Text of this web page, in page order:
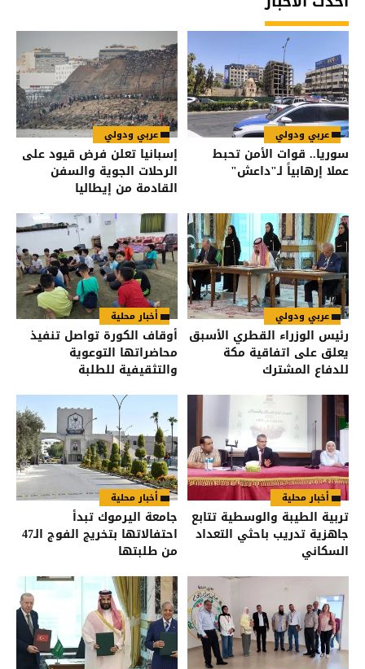
عربي ودولي
سوريا.. قوات الأمن تحبط
عملا إرهابياً لـ"داعش"
عربي ودولي
إسبانيا تعلن فرض قيود على
الرحلات الجوية والسفن
القادمة من إيطاليا
عربي ودولي
رئيس الوزراء القطري الأسبق
يعلق على اتفاقية مكة
للدفاع المشترك
أخبار محلية
أوقاف الكورة تواصل تنفيذ
محاضراتها التوعوية
والتثقيفية للطلبة
أخبار محلية
تربية الطيبة والوسطية تتابع
جاهزية تدريب باحثي التعداد
السكاني
أخبار محلية
جامعة اليرموك تبدأ
احتفالاتها بتخريج الفوج الـ47
من طلبتها